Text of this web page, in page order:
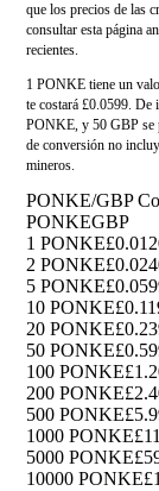
que los precios de las
consultar esta página
recientes.
1 PONKE tiene un
te costará £0.0599.
PONKE, y 50 GBP se
de conversión no
mineros.
PONKE/GBP
PONKEGBP
1 PONKE
2 PONKE
5 PONKE
10 PONKE
20 PONKE
50 PONKE
100 PONKE
200 PONKE
500 PONKE
1000 PONKE
5000 PONKE
10000 PONKE